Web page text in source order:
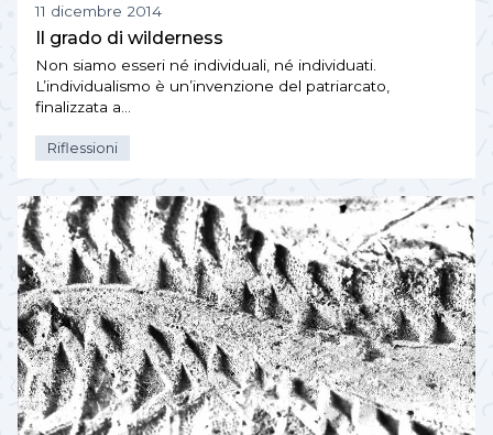
11 dicembre 2014
Il grado di wilderness
Non siamo esseri né individuali, né individuati.
L’individualismo è un’invenzione del patriarcato,
finalizzata a…
Riflessioni